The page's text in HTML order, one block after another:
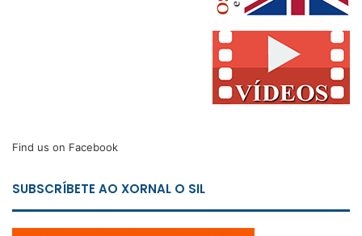
Find us on Facebook
SUBSCRÍBETE AO XORNAL O SIL